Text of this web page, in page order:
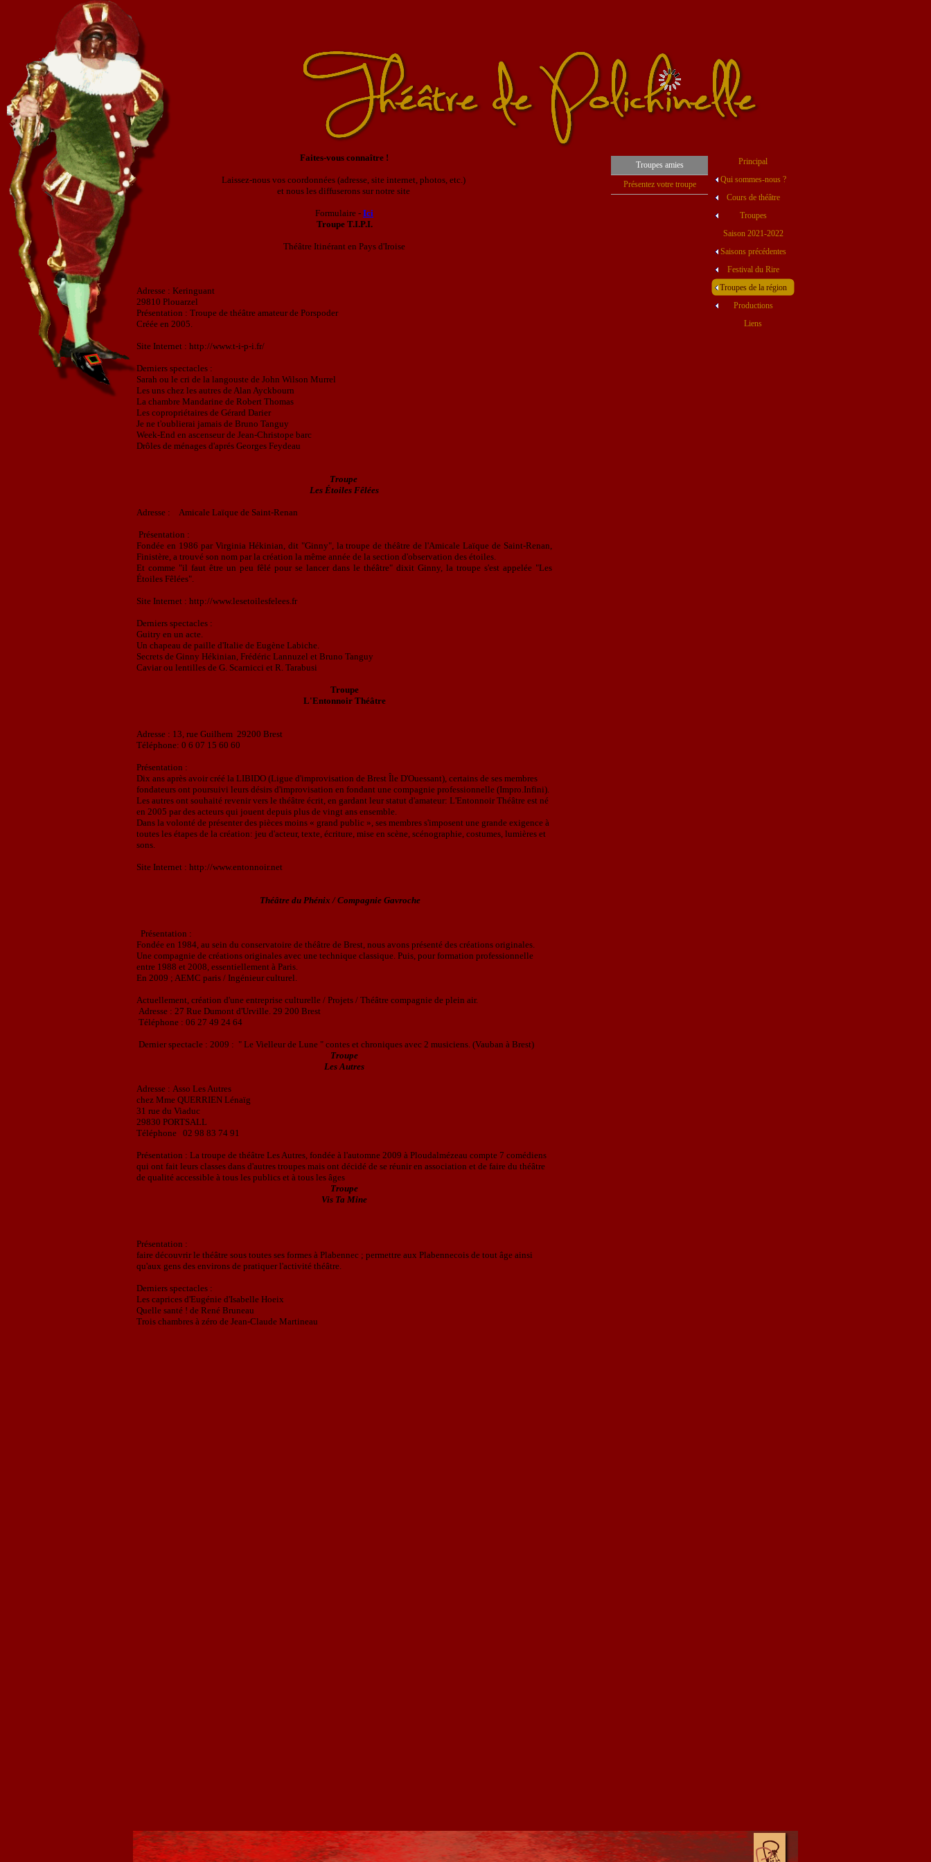
Principal
Qui sommes-nous ?
Cours de théâtre
Troupes
Saison 2021-2022
Saisons précédentes
Festival du Rire
Troupes de la région
Productions
Liens
Troupes amies
Présentez votre troupe
Faites-vous connaître !
Laissez-nous vos coordonnées (adresse, site internet, photos, etc.)
et nous les diffuserons sur notre site
Formulaire - Ici
Troupe T.I.P.I.
Théâtre Itinérant en Pays d'Iroise
Adresse : Keringuant
29810 Plouarzel
Présentation : Troupe de théâtre amateur de Porspoder
Créée en 2005.
Site Internet : http://www.t-i-p-i.fr/
Derniers spectacles :
Sarah ou le cri de la langouste de John Wilson Murrel
Les uns chez les autres de Alan Ayckbourn
La chambre Mandarine de Robert Thomas
Les copropriétaires de Gérard Darier
Je ne t'oublierai jamais de Bruno Tanguy
Week-End en ascenseur de Jean-Christope barc
Drôles de ménages d'aprés Georges Feydeau
Troupe
Les Étoiles Fêlées
Adresse : Amicale Laïque de Saint-Renan
Présentation :
Fondée en 1986 par Virginia Hékinian, dit "Ginny", la troupe de théâtre de l'Amicale Laïque de Saint-Renan,
Finistère, a trouvé son nom par la création la même année de la section d'observation des étoiles.
Et comme "il faut être un peu fêlé pour se lancer dans le théâtre" dixit Ginny, la troupe s'est appelée "Les
Étoiles Fêlées".
Site Internet : http://www.lesetoilesfelees.fr
Derniers spectacles :
Guitry en un acte.
Un chapeau de paille d'Italie de Eugène Labiche.
Secrets de Ginny Hékinian, Frédéric Lannuzel et Bruno Tanguy
Caviar ou lentilles de G. Scarnicci et R. Tarabusi
Troupe
L'Entonnoir Théâtre
Adresse : 13, rue Guilhem 29200 Brest
Téléphone: 0 6 07 15 60 60
Présentation :
Dix ans après avoir créé la LIBIDO (Ligue d'improvisation de Brest Île D'Ouessant), certains de ses membres
fondateurs ont poursuivi leurs désirs d'improvisation en fondant une compagnie professionnelle (Impro.Infini).
Les autres ont souhaité revenir vers le théâtre écrit, en gardant leur statut d'amateur: L'Entonnoir Théâtre est né
en 2005 par des acteurs qui jouent depuis plus de vingt ans ensemble.
Dans la volonté de présenter des pièces moins « grand public », ses membres s'imposent une grande exigence à
toutes les étapes de la création: jeu d'acteur, texte, écriture, mise en scène, scénographie, costumes, lumières et
sons.
Site Internet : http://www.entonnoir.net
Théâtre du Phénix / Compagnie Gavroche
Présentation :
Fondée en 1984, au sein du conservatoire de théâtre de Brest, nous avons présenté des créations originales.
Une compagnie de créations originales avec une technique classique. Puis, pour formation professionnelle
entre 1988 et 2008, essentiellement à Paris.
En 2009 ; AEMC paris / Ingénieur culturel.
Actuellement, création d'une entreprise culturelle / Projets / Théâtre compagnie de plein air.
Adresse : 27 Rue Dumont d'Urville. 29 200 Brest
Téléphone : 06 27 49 24 64
Dernierspectacle : 2009 : " Le Vielleur de Lune " contes et chroniques avec 2 musiciens. (Vauban à Brest)
Troupe
Les Autres
Adresse : Asso Les Autres
chez Mme QUERRIEN Lénaïg
31 rue du Viaduc
29830 PORTSALL
Téléphone 02 98 83 74 91
Présentation : La troupe de théâtre Les Autres, fondée à l'automne 2009 à Ploudalmézeau compte 7 comédiens
qui ont fait leurs classes dans d'autres troupes mais ont décidé de se réunir en association et de faire du théâtre
de qualité accessible à tous les publics et à tous les âges
Troupe
Vis Ta Mine
Présentation :
faire découvrir le théâtre sous toutes ses formes à Plabennec ; permettre aux Plabennecois de tout âge ainsi
qu'aux gens des environs de pratiquer l'activité théâtre.
Derniers spectacles :
Les caprices d'Eugénie d'Isabelle Hoeix
Quelle santé ! de René Bruneau
Trois chambres à zéro de Jean-Claude Martineau